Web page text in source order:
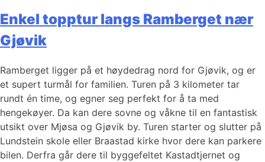
Enkel topptur langs Ramberget nær
Gjøvik
Ramberget ligger på et høydedrag nord for Gjøvik, og er
et supert turmål for familien. Turen på 3 kilometer tar
rundt én time, og egner seg perfekt for å ta med
hengekøyer. Da kan dere sovne og våkne til en fantastisk
utsikt over Mjøsa og Gjøvik by. Turen starter og slutter på
Lundstein skole eller Braastad kirke hvor dere kan parkere
bilen. Derfra går dere til byggefeltet Kastadtjernet og